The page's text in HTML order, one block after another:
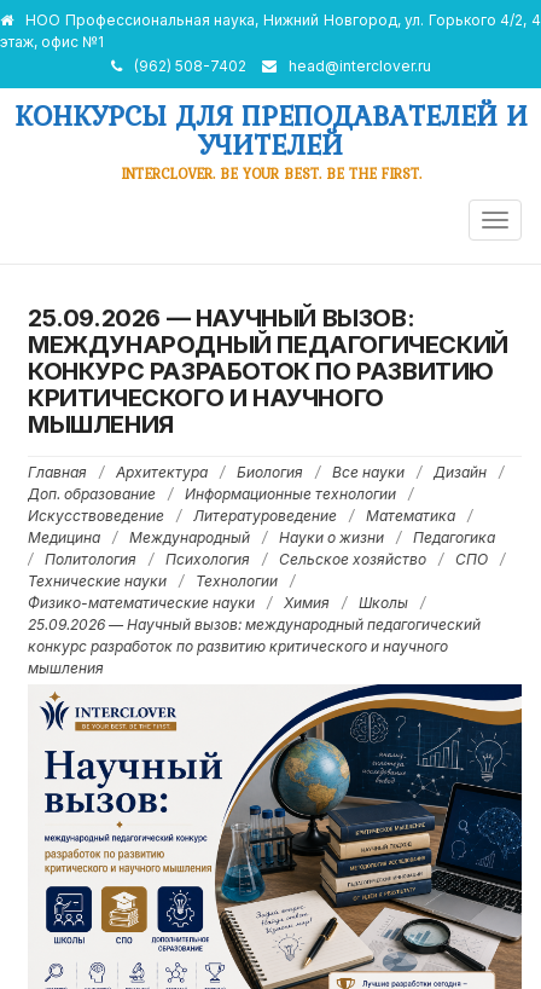
НОО Профессиональная наука, Нижний Новгород, ул. Горького 4/2, 4
этаж, офис №1
(962) 508-7402
head@interclover.ru
КОНКУРСЫ ДЛЯ ПРЕПОДАВАТЕЛЕЙ И
УЧИТЕЛЕЙ
INTERCLOVER. BE YOUR BEST. BE THE FIRST.
25.09.2026 — НАУЧНЫЙ ВЫЗОВ:
МЕЖДУНАРОДНЫЙ ПЕДАГОГИЧЕСКИЙ
КОНКУРС РАЗРАБОТОК ПО РАЗВИТИЮ
КРИТИЧЕСКОГО И НАУЧНОГО
МЫШЛЕНИЯ
Главная / Архитектура / Биология / Все науки / Дизайн
/
Доп. образование
/ Информационные технологии
/
Искусствоведение
/ Литературоведение / Математика
/
Медицина
/ Международный / Науки о жизни /
Педагогика
/
Политология / Психология / Сельское хозяйство / СПО
/
Технические науки
/ Технологии
/
Физико-математические науки
/ Химия / Школы
/
25.09.2026 — Научный вызов: международный педагогический
конкурс разработок по развитию критического и научного
мышления